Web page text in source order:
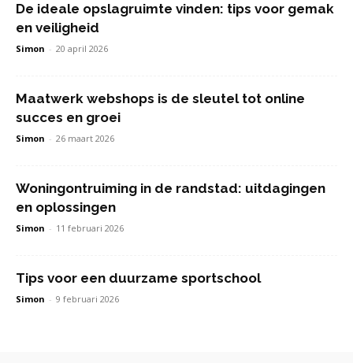
De ideale opslagruimte vinden: tips voor gemak
en veiligheid
Simon - 20 april 2026
Maatwerk webshops is de sleutel tot online
succes en groei
Simon - 26 maart 2026
Woningontruiming in de randstad: uitdagingen
en oplossingen
Simon - 11 februari 2026
Tips voor een duurzame sportschool
Simon - 9 februari 2026